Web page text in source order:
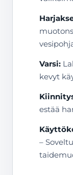
Varsi:
kevyt
estää
–